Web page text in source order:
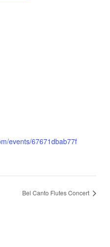
events/67671dbab77f
Bel Canto Flutes Concert